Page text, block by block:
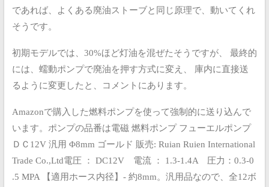
であれば、よくある廃油ストーブと同じ原理で、動いてくれ
そうです。
初期モデルでは、30%ほど灯油を混ぜたそうですが、
最終的
には、蠕動ポンプで廃油を押す方式に変え、
庫内に直接送
るように変更したと、コメントにあります。
Amazonで購入した燃料ポンプを使って強制的に送り込んで
います。ポンプの品番は電磁 燃料ポンプ フューエルポンプ
ＤＣ12V 汎用 Φ8mm ゴールド 販売: Ruian Ruien International
Trade Co.,Ltd電圧 ： DC12V 電流 ： 1.3-1.4A 圧力：0.3-0
.5 MPA
【適用ホース内径】- 約8mm。汎用品なので、全12ボ